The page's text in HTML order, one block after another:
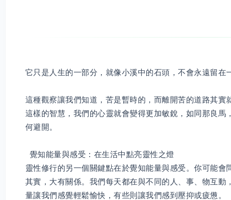
它只是人生的一部分，就像小溪中的石頭，不會永遠留在
這種觀察讓我們知道，苦是暫時的，而離開苦的道路其實
這樣的智慧，我們的心靈就會變得更加敏銳，如同那良馬
何避開。
覺知能量與感受：在生活中點亮靈性之燈
靈性修行的另一個關鍵點在於覺知能量與感受。你可能會
其實，大有關係。我們每天都在與不同的人、事、物互
量讓我們感覺輕鬆愉快，有些則讓我們感到壓抑或疲憊。